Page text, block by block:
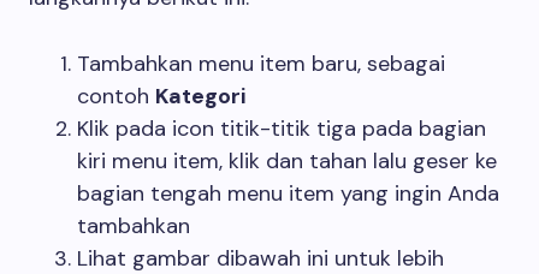
Tambahkan menu item baru, sebagai
contoh Kategori
Klik pada icon titik-titik tiga pada bagian
kiri menu item, klik dan tahan lalu geser ke
bagian tengah menu item yang ingin Anda
tambahkan
Lihat gambar dibawah ini untuk lebih